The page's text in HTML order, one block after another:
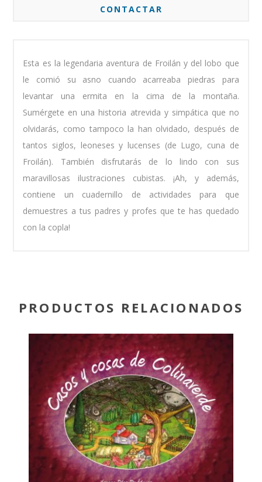
CONTACTAR
Esta es la legendaria aventura de Froilán y del lobo que
le comió su asno cuando acarreaba piedras para
levantar una ermita en la cima de la montaña.
Sumérgete en una historia atrevida y simpática que no
olvidarás, como tampoco la han olvidado, después de
tantos siglos, leoneses y lucenses (de Lugo, cuna de
Froilán). También disfrutarás de lo lindo con sus
maravillosas ilustraciones cubistas. ¡Ah, y además,
contiene un cuadernillo de actividades para que
demuestres a tus padres y profes que te has quedado
con la copla!
PRODUCTOS RELACIONADOS